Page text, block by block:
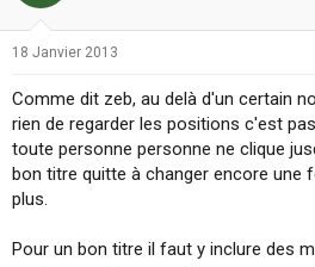
18 Janvier 2013
Comme dit zeb, au delà d'un certain
rien de regarder les positions c'est
toute personne personne ne clique
bon titre quitte à changer encore une
plus.
Pour un bon titre il faut y inclure des